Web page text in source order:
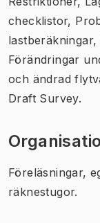
checklistor,
Förändringar
och ändrad
Draft Survey.
Föreläsningar,
räknestugor.